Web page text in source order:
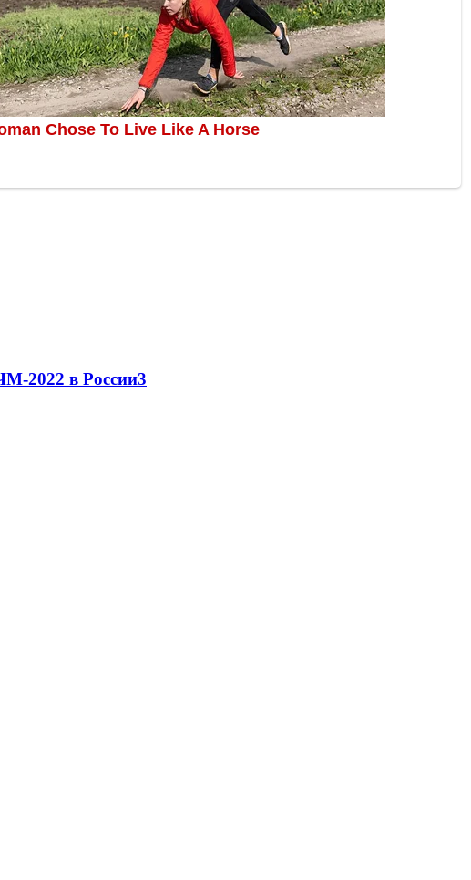
2022 в России3